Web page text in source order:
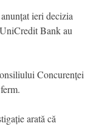
ieri decizia
Bank au
Concurenței
arată că